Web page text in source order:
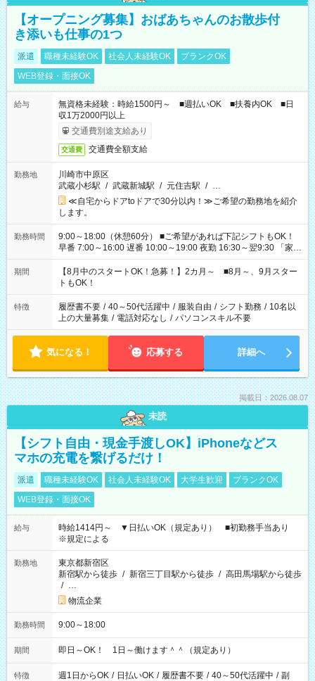
【オープニング募集】おばあちゃんのお散歩付
き添いも仕事の1つ
派遣 職種未経験OK 社会人未経験OK
ブランクOK
WEB登録・面接OK
給与
無資格未経験：時給1500円～ ■週払いOK ■扶養内OK ■日
収1万2000円以上
交通費別途支給あり
交通費 交通費全額支給
勤務地
川崎市中原区
武蔵小杉駅 / 武蔵新城駅 / 元住吉駅 / …
≪自宅からドアtoドアで30分以内！≫ご希望の勤務地を紹介
します。
勤務時間
9:00～18:00（休憩60分） ■ご希望があれば下記シフトもOK！
早番 7:00～16:00 遅番 10:00～19:00 夜勤 16:30～翌9:30 「家族
と休みを合わせたい」 「余裕を持って夕飯の準備がしたい」
「できれば残業はしたくない」 など、ご希望を教えてください
ね。 ※Wワーク希望の方へ 今ご覧のお仕事で希望する勤務時間
と、もう1つのお仕事の勤務時間。 合計で週40時間を超える場
合は応募できません。
期間
【8月中のスタートOK！急募！】2カ月～ ■8月～、9月スター
トもOK！
特徴 履歴書不要 / 40～50代活躍中 / 服装自由 / シフト勤務 / 10名以
上の大量募集 / 電話対応なし / パソコンスキル不要
気になる！ 応募する 詳細へ
掲載日：2026.08.07
未読
【シフト自由・現金手渡しOK】iPhoneなどス
マホの充電を繋げるだけ！
派遣 職種未経験OK 社会人未経験OK 大学生歓迎
ブランクOK
WEB登録・面接OK
給与
時給1414円～ ▼日払いOK（規定あり） ■初勤務手当あり
※規定による
勤務地
東京都新宿区
新宿駅から徒歩 / 新宿三丁目駅から徒歩 / 高田馬場駅から徒歩
/ …
物流企業
勤務時間 9:00～18:00
期間 即日～OK！ 1日～働けます＾＾（規定あり）
特徴 週1日からOK / 日払いOK / 履歴書不要 / 40～50代活躍中 / 副